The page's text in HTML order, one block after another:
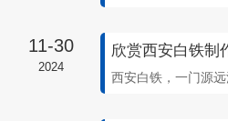
11-30
2024
欣赏西安白铁制